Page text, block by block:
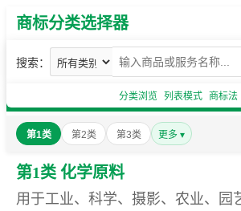
商标分类选择器
搜索：
分类浏览 列表模式 商标法
第1类 第2类 第3类 更多 ▾
第1类 化学原料
用于工业、科学、摄影、农业、园